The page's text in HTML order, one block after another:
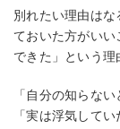
別れたい理由は
ておいた方がい
できた」という理
「自分の知らな
「実は浮気して